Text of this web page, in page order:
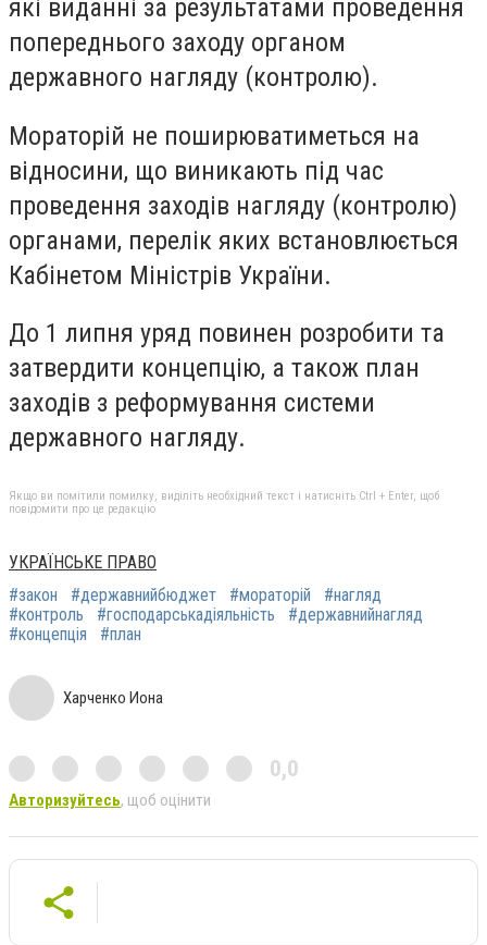
які виданні за результатами проведення
попереднього заходу органом
державного нагляду (контролю).
Мораторій не поширюватиметься на
відносини, що виникають під час
проведення заходів нагляду (контролю)
органами, перелік яких встановлюється
Кабінетом Міністрів України.
До 1 липня уряд повинен розробити та
затвердити концепцію, а також план
заходів з реформування системи
державного нагляду.
Якщо ви помітили помилку, виділіть необхідний текст і натисніть Ctrl + Enter, щоб
повідомити про це редакцію
УКРАЇНСЬКЕ ПРАВО
#закон
#державнийбюджет #мораторій
#нагляд
#контроль
#господарськадіяльність
#державнийнагляд
#концепція
#план
Харченко Иона
0,0
Авторизуйтесь, щоб оцінити